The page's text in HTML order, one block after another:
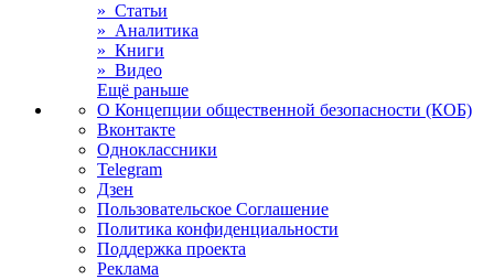
» Статьи
» Аналитика
» Книги
» Видео
Ещё раньше
О Концепции общественной безопасности (КОБ)
Вконтакте
Одноклассники
Telegram
Дзен
Пользовательское Соглашение
Политика конфиденциальности
Поддержка проекта
Реклама